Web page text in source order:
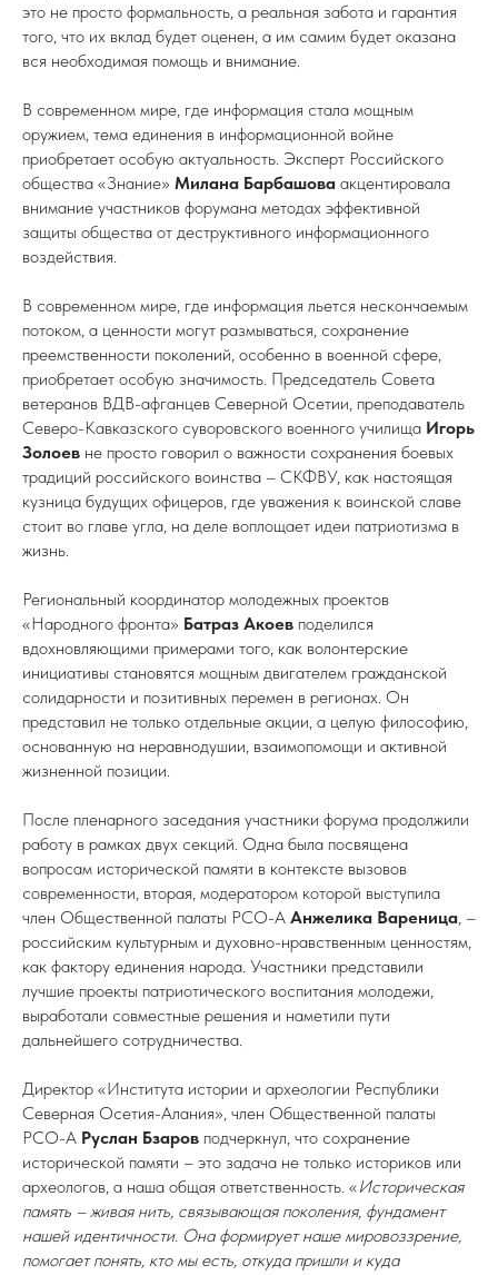
это не просто формальность, а реальная забота и гарантия
того, что их вклад будет оценен, а им самим будет оказана
вся необходимая помощь и внимание.
В современном мире, где информация стала мощным
оружием, тема единения в информационной войне
приобретает особую актуальность. Эксперт Российского
общества «Знание» Милана Барбашова акцентировала
внимание участников форумана методах эффективной
защиты общества от деструктивного информационного
воздействия.
В современном мире, где информация льется нескончаемым
потоком, а ценности могут размываться, сохранение
преемственности поколений, особенно в военной сфере,
приобретает особую значимость. Председатель Совета
ветеранов ВДВ-афганцев Северной Осетии, преподаватель
Северо-Кавказского суворовского военного училища Игорь
Золоев не просто говорил о важности сохранения боевых
традиций российского воинства – СКФВУ, как настоящая
кузница будущих офицеров, где уважения к воинской славе
стоит во главе угла, на деле воплощает идеи патриотизма в
жизнь.
Региональный координатор молодежных проектов
«Народного фронта» Батраз Акоев поделился
вдохновляющими примерами того, как волонтерские
инициативы становятся мощным двигателем гражданской
солидарности и позитивных перемен в регионах. Он
представил не только отдельные акции, а целую философию,
основанную на неравнодушии, взаимопомощи и активной
жизненной позиции.
После пленарного заседания участники форума продолжили
работу в рамках двух секций. Одна была посвящена
вопросам исторической памяти в контексте вызовов
современности, вторая, модератором которой выступила
член Общественной палаты РСО-А Анжелика Вареница, –
российским культурным и духовно-нравственным ценностям,
как фактору единения народа. Участники представили
лучшие проекты патриотического воспитания молодежи,
выработали совместные решения и наметили пути
дальнейшего сотрудничества.
Директор «Института истории и археологии Республики
Северная Осетия-Алания», член Общественной палаты
РСО-А Руслан Бзаров подчеркнул, что сохранение
исторической памяти – это задача не только историков или
археологов, а наша общая ответственность. «Историческая
память – живая нить, связывающая поколения, фундамент
нашей идентичности. Она формирует наше мировоззрение,
помогает понять, кто мы есть, откуда пришли и куда